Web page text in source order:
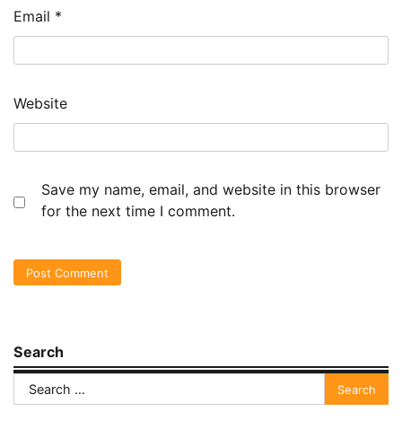
Email *
Website
Save my name, email, and website in this browser
for the next time I comment.
Search
Search
for: